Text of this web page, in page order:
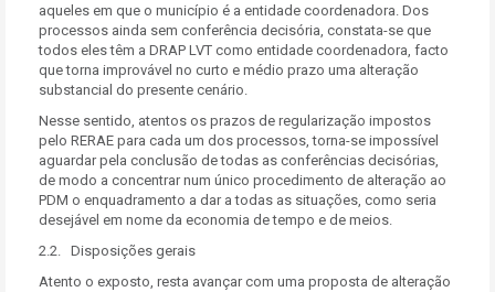
aqueles em que o município é a entidade coordenadora. Dos
processos ainda sem conferência decisória, constata-se que
todos eles têm a DRAP LVT como entidade coordenadora, facto
que torna improvável no curto e médio prazo uma alteração
substancial do presente cenário.
Nesse sentido, atentos os prazos de regularização impostos
pelo RERAE para cada um dos processos, torna-se impossível
aguardar pela conclusão de todas as conferências decisórias,
de modo a concentrar num único procedimento de alteração ao
PDM o enquadramento a dar a todas as situações, como seria
desejável em nome da economia de tempo e de meios.
2.2. Disposições gerais
Atento o exposto, resta avançar com uma proposta de alteração